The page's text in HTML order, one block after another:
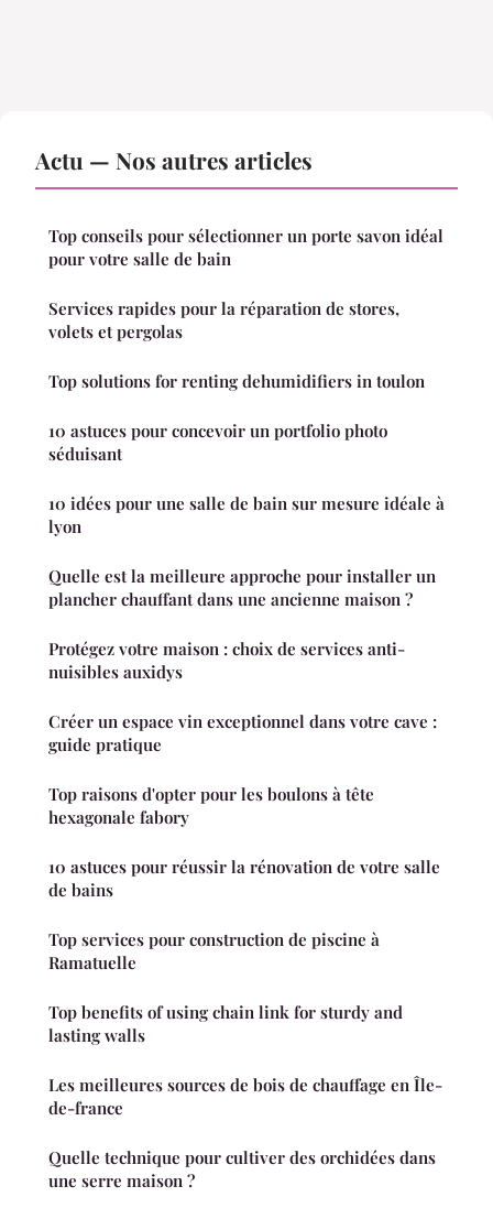
Actu — Nos autres articles
Top conseils pour sélectionner un porte savon idéal
pour votre salle de bain
Services rapides pour la réparation de stores,
volets et pergolas
Top solutions for renting dehumidifiers in toulon
10 astuces pour concevoir un portfolio photo
séduisant
10 idées pour une salle de bain sur mesure idéale à
lyon
Quelle est la meilleure approche pour installer un
plancher chauffant dans une ancienne maison ?
Protégez votre maison : choix de services anti-
nuisibles auxidys
Créer un espace vin exceptionnel dans votre cave :
guide pratique
Top raisons d'opter pour les boulons à tête
hexagonale fabory
10 astuces pour réussir la rénovation de votre salle
de bains
Top services pour construction de piscine à
Ramatuelle
Top benefits of using chain link for sturdy and
lasting walls
Les meilleures sources de bois de chauffage en Île-
de-france
Quelle technique pour cultiver des orchidées dans
une serre maison ?